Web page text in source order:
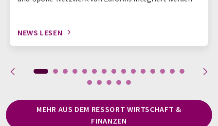
NEWS LESEN
MEHR AUS DEM RESSORT WIRTSCHAFT &
FINANZEN